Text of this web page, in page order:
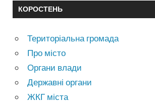
КОРОСТЕНЬ
Територіальна громада
Про місто
Органи влади
Державні органи
ЖКГ міста